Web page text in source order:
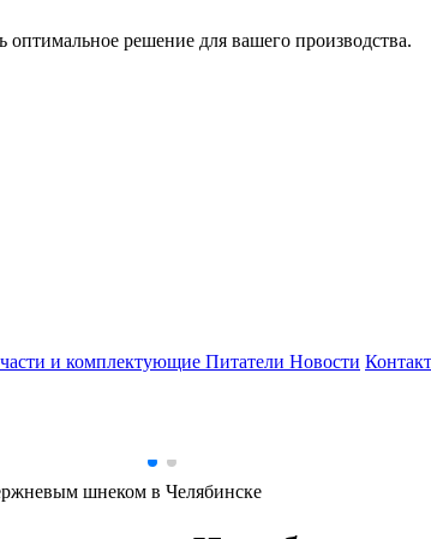
решение для вашего производства.
и комплектующие Питатели Новости
шнеком в Челябинске